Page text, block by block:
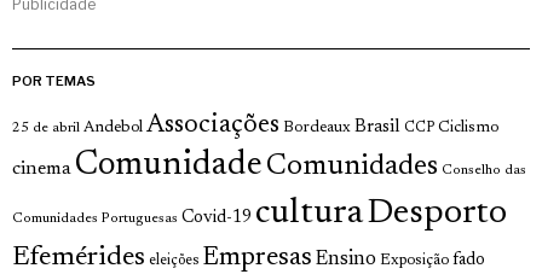
Publicidade
POR TEMAS
25 de abril Andebol Associações Bordeaux Brasil CCP Ciclismo
cinema Comunidade Comunidades Conselho das
Comunidades Portuguesas Covid-19 culturaDesporto
Efemérides eleições Empresas Ensino Exposição fado